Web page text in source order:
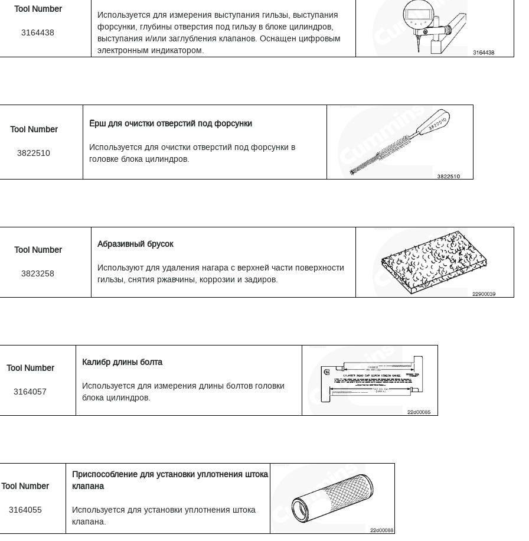
Tool Number
3164438
Используется для измерения выступания гильзы, выступания
форсунки, глубины отверстия под гильзу в блоке цилиндров,
выступания и/или заглубления клапанов. Оснащен цифровым
электронным индикатором.
Tool Number
3822510
Ёрш для очистки отверстий под форсунки
Используется для очистки отверстий под форсунки в
головке блока цилиндров.
Tool Number
3823258
Абразивный брусок
Используют для удаления нагара с верхней части поверхности
гильзы, снятия ржавчины, коррозии и задиров.
Tool Number
3164057
Калибр длины болта
Используется для измерения длины болтов головки
блока цилиндров.
Tool Number
3164055
Приспособление для установки уплотнения штока
клапана
Используется для установки уплотнения штока
клапана.